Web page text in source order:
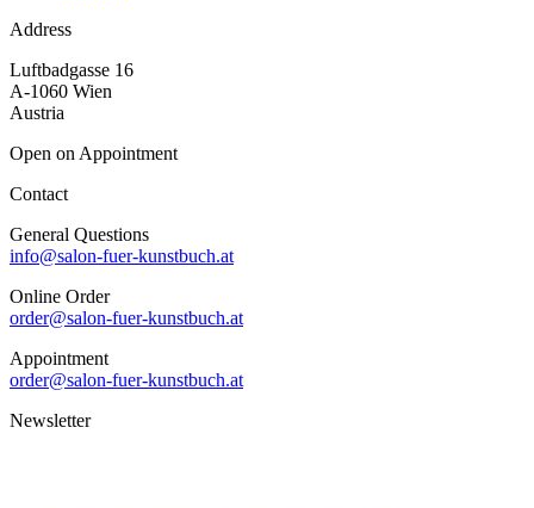
Address
Luftbadgasse 16
A-1060 Wien
Austria
Open on Appointment
Contact
General Questions
info@salon-fuer-kunstbuch.at
Online Order
order@salon-fuer-kunstbuch.at
Appointment
order@salon-fuer-kunstbuch.at
Newsletter